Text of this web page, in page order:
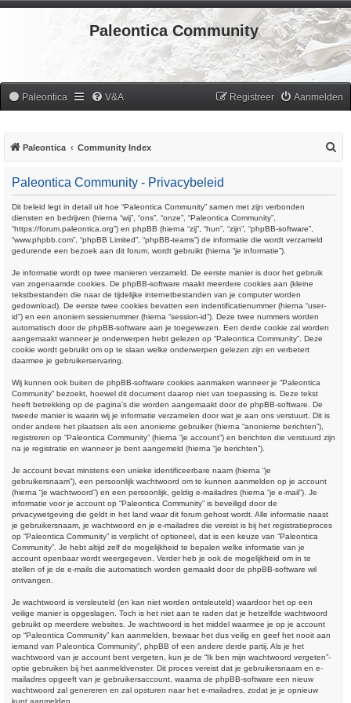
Paleontica Community
Paleontica V&A Aanmelden
Registreer
Paleontica Community Index
Paleontica Community - Privacybeleid
Dit beleid legt in detail uit hoe “Paleontica Community” samen met zijn verbonden
diensten en bedrijven (hierna “wij”, “ons”, “onze”, “Paleontica Community”,
“https://forum.paleontica.org”) en phpBB (hierna “zij”, “hun”, “zijn”, “phpBB-software”,
“www.phpbb.com”, “phpBB Limited”, “phpBB-teams”) de informatie die wordt verzameld
gedurende een bezoek aan dit forum, wordt gebruikt (hierna “je informatie”).
Je informatie wordt op twee manieren verzameld. De eerste manier is door het gebruik
van zogenaamde cookies. De phpBB-software maakt meerdere cookies aan (kleine
tekstbestanden die naar de tijdelijke internetbestanden van je computer worden
gedownload). De eerste twee cookies bevatten een indentificatienummer (hierna “user-
id”) en een anoniem sessienummer (hierna “session-id”). Deze twee nummers worden
automatisch door de phpBB-software aan je toegewezen. Een derde cookie zal worden
aangemaakt wanneer je onderwerpen hebt gelezen op “Paleontica Community”. Deze
cookie wordt gebruikt om op te slaan welke onderwerpen gelezen zijn en verbetert
daarmee je gebruikerservaring.
Wij kunnen ook buiten de phpBB-software cookies aanmaken wanneer je “Paleontica
Community” bezoekt, hoewel dit document daarop niet van toepassing is. Deze tekst
heeft betrekking op de pagina’s die worden aangemaakt door de phpBB-software. De
tweede manier is waarin wij je informatie verzamelen door wat je aan ons verstuurt. Dit is
onder andere het plaatsen als een anonieme gebruiker (hierna “anonieme berichten”),
registreren op “Paleontica Community” (hierna “je account”) en berichten die verstuurd zijn
na je registratie en wanneer je bent aangemeld (hierna “je berichten”).
Je account bevat minstens een unieke identificeerbare naam (hierna “je
gebruikersnaam”), een persoonlijk wachtwoord om te kunnen aanmelden op je account
(hierna “je wachtwoord”) en een persoonlijk, geldig e-mailadres (hierna “je e-mail”). Je
informatie voor je account op “Paleontica Community” is beveiligd door de
privacywetgeving die geldt in het land waar dit forum gehost wordt. Alle informatie naast
je gebruikersnaam, je wachtwoord en je e-mailadres die vereist is bij het registratieproces
op “Paleontica Community” is verplicht of optioneel, dat is een keuze van “Paleontica
Community”. Je hebt altijd zelf de mogelijkheid te bepalen welke informatie van je
account openbaar wordt weergegeven. Verder heb je ook de mogelijkheid om in te
stellen of je de e-mails die automatisch worden gemaakt door de phpBB-software wil
ontvangen.
Je wachtwoord is versleuteld (en kan niet worden ontsleuteld) waardoor het op een
veilige manier is opgeslagen. Toch is het niet aan te raden dat je hetzelfde wachtwoord
gebruikt op meerdere websites. Je wachtwoord is het middel waarmee je op je account
op “Paleontica Community” kan aanmelden, bewaar het dus veilig en geef het nooit aan
iemand van Paleontica Community”, phpBB of een andere derde partij. Als je het
wachtwoord van je account bent vergeten, kun je de “Ik ben mijn wachtwoord vergeten”-
optie gebruiken bij het aanmeldvenster. Dit proces vereist dat je gebruikersnaam en e-
mailadres opgeeft van je gebruikersaccount, waarna de phpBB-software een nieuw
wachtwoord zal genereren en zal opsturen naar het e-mailadres, zodat je je opnieuw
kunt aanmelden.